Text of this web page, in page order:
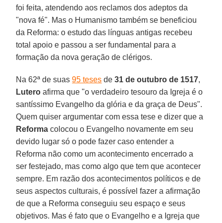
foi feita, atendendo aos reclamos dos adeptos da
"nova fé". Mas o Humanismo também se beneficiou
da Reforma: o estudo das línguas antigas recebeu
total apoio e passou a ser fundamental para a
formação da nova geração de clérigos.
Na 62ª de suas95 teses de31 de outubro de 1517,
Lutero afirma que "o verdadeiro tesouro da Igreja é o
santíssimo Evangelho da glória e da graça de Deus".
Quem quiser argumentar com essa tese e dizer que a
Reforma colocou o Evangelho novamente em seu
devido lugar só o pode fazer caso entender a
Reforma não como um acontecimento encerrado a
ser festejado, mas como algo que tem que acontecer
sempre. Em razão dos acontecimentos políticos e de
seus aspectos culturais, é possível fazer a afirmação
de que a Reforma conseguiu seu espaço e seus
objetivos. Mas é fato que o Evangelho e a Igreja que